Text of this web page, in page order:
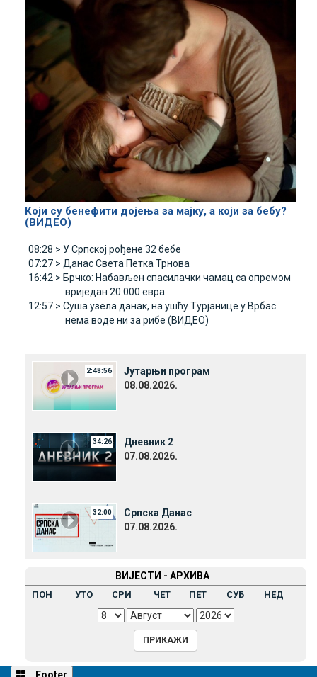
Који су бенефити дојења за мајку, а који за бебу?
(ВИДЕО)
08:28 > У Српској рођене 32 бебе
07:27 > Данас Света Петка Трнова
16:42 > Брчко: Набављен спасилачки чамац са опремом
вриједан 20.000 евра
12:57 > Суша узела данак, на ушћу Турјанице у Врбас
нема воде ни за рибе (ВИДЕО)
2:48:56
Јутарњи програм
08.08.2026.
34:26
Дневник 2
07.08.2026.
32:00
Српска Данас
07.08.2026.
ВИЈЕСТИ - АРХИВА
ПОН УТО СРИ ЧЕТ ПЕТ СУБ НЕД